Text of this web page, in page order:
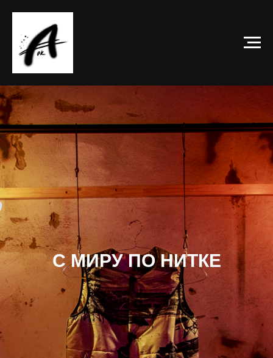
С МИРУ ПО НИТКЕ